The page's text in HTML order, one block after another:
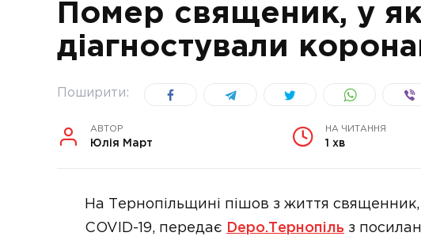
УКРАЇНА
Помер священик, у
діагностували
Поширити:
АВТОР
Юлія Март
НА ЧИТАННЯ
1 хв
На Тернопільщині пішов з життя
COVID-19, передає
Depo.Тернопіль з